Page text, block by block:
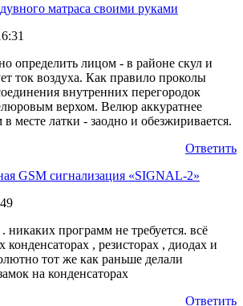
матраса своими руками
определить лицом - в районе скул и
ток воздуха. Как правило проколы
внутренних перегородок
верхом. Велюр аккуратнее
месте латки - заодно и обезжиривается.
Ответить
GSM сигнализация «SIGNAL-2»
никаких программ не требуется. всё
конденсаторах , резисторах , диодах и
тот же как раньше делали
на конденсаторах
Ответить